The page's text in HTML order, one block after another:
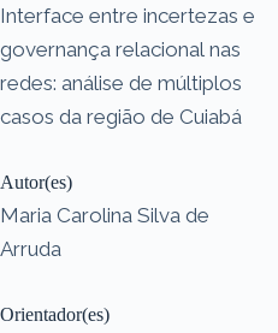
Interface entre incertezas e
governança relacional nas
redes: análise de múltiplos
casos da região de Cuiabá
Autor(es)
Maria Carolina Silva de
Arruda
Orientador(es)